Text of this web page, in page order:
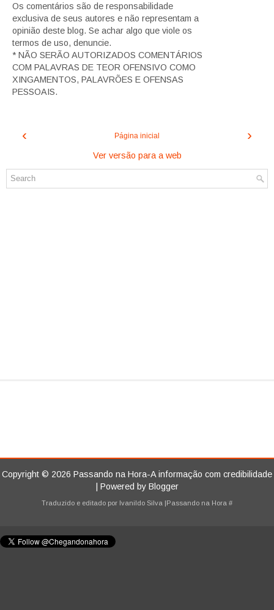
Os comentários são de responsabilidade
exclusiva de seus autores e não representam a
opinião deste blog. Se achar algo que viole os
termos de uso, denuncie.
* NÃO SERÃO AUTORIZADOS COMENTÁRIOS
COM PALAVRAS DE TEOR OFENSIVO COMO
XINGAMENTOS, PALAVRÕES E OFENSAS
PESSOAIS.
‹ ›
Página inicial
Ver versão para a web
Copyright © 2026 Passando na Hora-A informação com credibilidade
| Powered by Blogger
Traduzido e editado por Ivanildo Silva |Passando na Hora #